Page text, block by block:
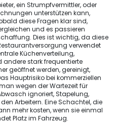
ein Strumpfvermittler, oder
unterstützen kann,
diese Fragen klar sind,
und es passieren
Dies ist wichtig, da diese
verwendet
Küchenverteilung,
andere stark frequentierte
geöffnet werden, gereinigt,
Hauptrisiko bei kommerziellen
wegen der Wartezeit für
ignoriert, Stapelung,
Arbeitern. Eine Schachtel, die
mehr kosten, wenn sie einmal
Platz im Fahrzeug.